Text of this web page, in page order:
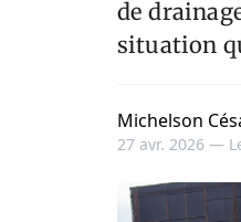
de
situation
Michelson
27 avr. 2026 —